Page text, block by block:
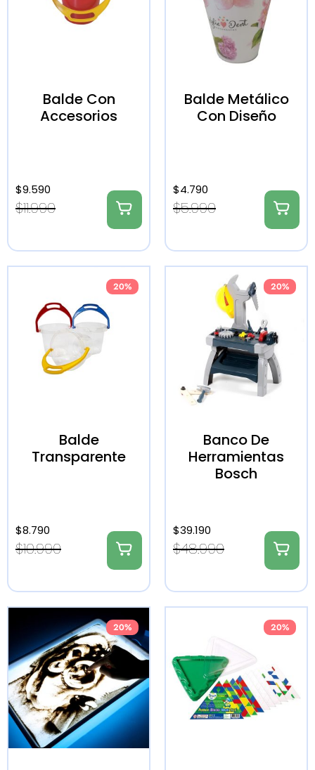
Balde Con
Accesorios
$11.990
$9.590
Balde Metálico
Con Diseño
$5.990
$4.790
20%
Balde
Transparente
$10.990
$8.790
20%
Banco De
Herramientas
Bosch
$48.990
$39.190
20% 20%